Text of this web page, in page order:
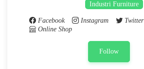
Industri Furniture
Facebook Instagram Twitter
Online Shop
Follow